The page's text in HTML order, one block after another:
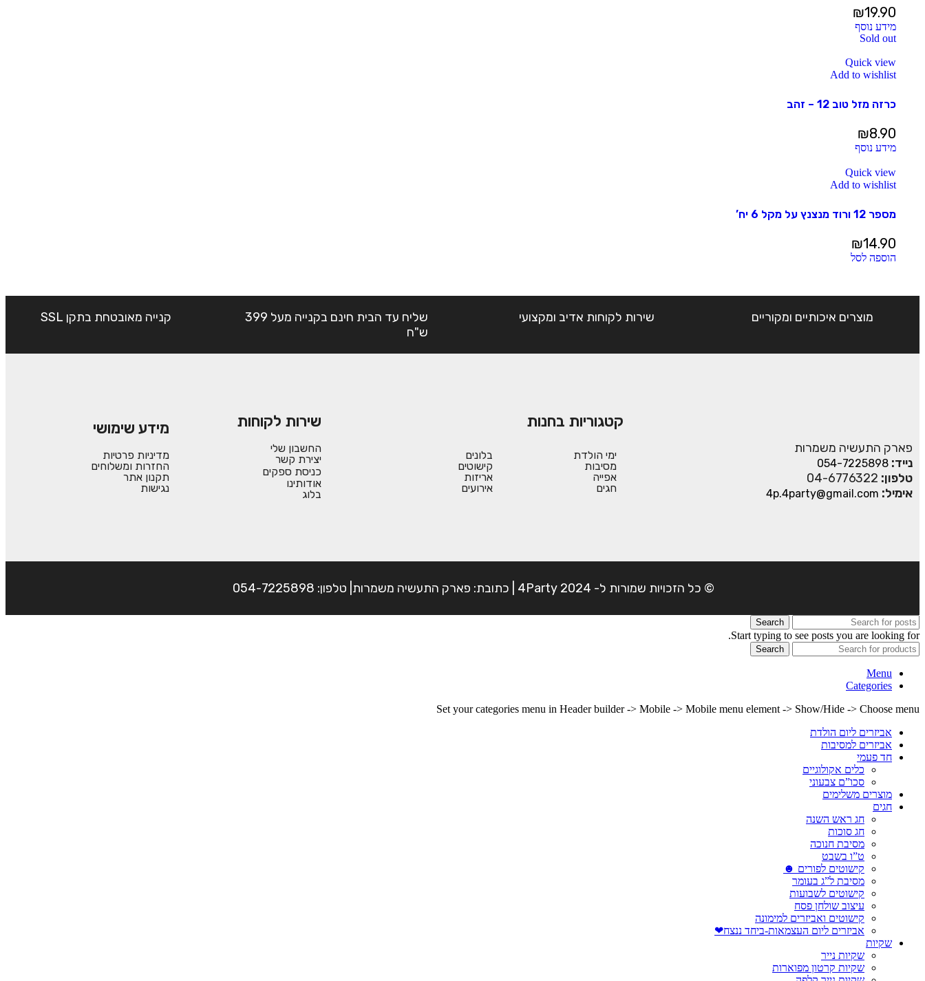
₪19.90
מידע נוסף
Sold out
Quick view
Add to wishlist
כרזה מזל טוב 12 – זהב
₪8.90
מידע נוסף
Quick view
Add to wishlist
מספר 12 ורוד מנצנץ על מקל 6 יח’
₪14.90
הוספה לסל
מוצרים איכותיים ומקוריים שירות לקוחות אדיב ומקצועי
שליח עד הבית חינם בקנייה מעל 399
ש"ח
קנייה מאובטחת בתקן SSL
פארק התעשיה משמרות
נייד: 054-7225898
טלפון: 04-6776322
אימיל: 4p.4party@gmail.com
קטגוריות בחנות
ימי הולדת
מסיבות
אפייה
חגים
בלונים
קישוטים
אריזות
אירועים
שירות לקוחות
החשבון שלי
יצירת קשר
כניסת ספקים
אודותינו
בלוג
מידע שימושי
מדיניות פרטיות
החזרות ומשלוחים
תקנון אתר
נגישות
© כל הזכויות שמורות ל- 4Party 2024 | כתובת: פארק התעשיה משמרות| טלפון: 054-7225898
Search
Start typing to see posts you are looking for.
Search
Menu
Categories
Set your categories menu in Header builder -> Mobile -> Mobile menu element -> Show/Hide -> Choose menu
אביזרים ליום הולדת
אביזרים למסיבות
חד פעמי
כלים אקולוגיים
סכו”ם צבעוני
מוצרים משלימים
חגים
חג ראש השנה
חג סוכות
מסיבת חנוכה
ט”ו בשבט
קישוטים לפורים ☻
מסיבת ל”ג בעומר
קישוטים לשבועות
עיצוב שולחן פסח
קישוטים ואביזרים למימונה
אביזרים ליום העצמאות-ביחד ננצח❤
שקיות
שקיות נייר
שקיות קרטון מפוארות